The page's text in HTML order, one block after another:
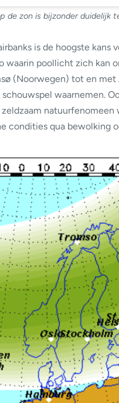
de zon is bijzonder duidelijk
is de hoogste kans
waarin poollicht zich kan
(Noorwegen) tot en
waarnemen.
natuurfenomeen
condities qua bewolking